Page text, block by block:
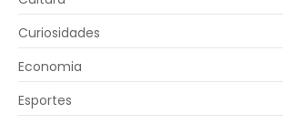
Curiosidades
Economia
Esportes